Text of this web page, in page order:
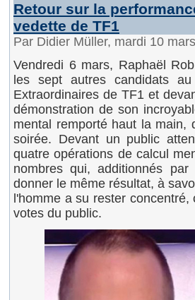
Retour sur la
vedette de TF1
Par Didier Müller, mardi 10
Vendredi 6 mars, Raphaël
les sept autres candidats
Extraordinaires de TF1 et
démonstration de son
mental remporté haut la main,
soirée. Devant un public
quatre opérations de calcul
nombres qui, additionnés
donner le même résultat, à
l'homme a su rester
votes du public.